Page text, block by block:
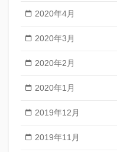
2020年4月
2020年3月
2020年2月
2020年1月
2019年12月
2019年11月